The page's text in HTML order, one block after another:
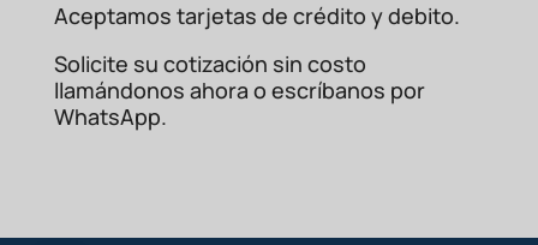
Aceptamos tarjetas de crédito y debito.
Solicite su cotización sin costo
llamándonos ahora o escríbanos por
WhatsApp.